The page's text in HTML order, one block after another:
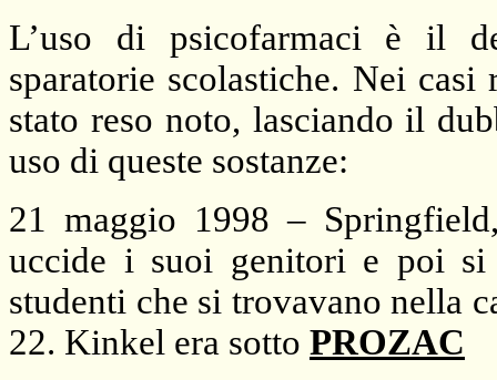
L’uso di psicofarmaci è il
sparatorie scolastiche. Nei
stato reso noto, lasciando il
uso di queste sostanze:
21 maggio 1998 –
uccide i suoi genitori e poi
studenti che si trovavano nella
22. Kinkel era sotto PROZAC